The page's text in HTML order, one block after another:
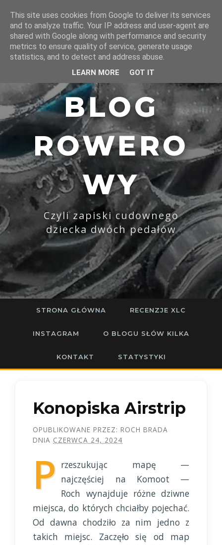
BLOG
ROWERO
WY
Czyli zapiski cudownego
dziecka dwóch pedałów
STRONA GŁÓWNA RECENZJE XLC
INSTAGRAM O BLOGU SŁÓW KILKA
KONTAKT STATYSTYKI
Konopiska Airstrip
OPUBLIKOWANE PRZEZ: ROCH BRADA
DNIA CZERWCA 24, 2024
P rzeszukując mapę —
najczęściej na Komoot —
Roch wynajduje różne dziwne
miejsca, do których chciałby pojechać.
Od dawna chodziło za nim jedno z
takich miejsc. Zaczęło się od map
This site uses cookies from Google to deliver its services
and to analyze traffic. Your IP address and user-agent are
shared with Google along with performance and security
metrics to ensure quality of service, generate usage
statistics, and to detect and address abuse.
LEARN MORE GOT IT